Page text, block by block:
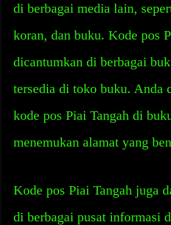
di berbagai media lain,
koran, dan buku. Kode pos
dicantumkan di berbagai
tersedia di toko buku. Anda
kode pos Piai Tangah di
menemukan alamat yang
Kode pos Piai Tangah juga
di berbagai pusat informasi